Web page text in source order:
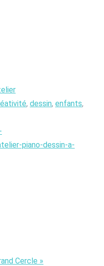
, dessin, enfants,
piano-dessin-a-
Cercle »